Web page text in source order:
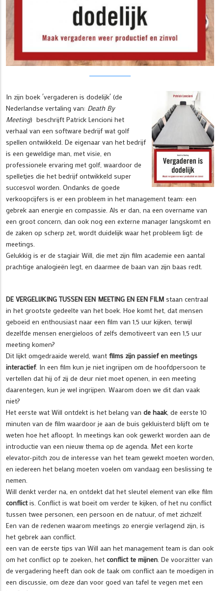
In zijn boek ´vergaderen is dodelijk´ (de
Nederlandse vertaling van: Death By
Meeting) beschrijft Patrick Lencioni het
verhaal van een software bedrijf wat golf
spellen ontwikkeld. De eigenaar van het bedrijf
is een geweldige man, met visie, en
professionele ervaring met golf, waardoor de
spelletjes die het bedrijf ontwikkeld super
succesvol worden. Ondanks de goede
verkoopcijfers is er een probleem in het management team: een
gebrek aan energie en compassie. Als er dan, na een overname van
een groot concern, dan ook nog een externe manager langskomt en
de zaken op scherp zet, wordt duidelijk waar het probleem ligt: de
meetings.
Gelukkig is er de stagiair Will, die met zijn film academie een aantal
prachtige analogieën legt, en daarmee de baan van zijn baas redt.
DE VERGELIJKING TUSSEN EEN MEETING EN EEN FILM staan centraal
in het grootste gedeelte van het boek. Hoe komt het, dat mensen
geboeid en enthousiast naar een film van 1,5 uur kijken, terwijl
dezelfde mensen energieloos of zelfs demotiveert van een 1,5 uur
meeting komen?
Dit lijkt omgedraaide wereld, want films zijn passief en meetings
interactief. In een film kun je niet ingrijpen om de hoofdpersoon te
vertellen dat hij of zij de deur niet moet openen, in een meeting
daarentegen, kun je wel ingrijpen. Waarom doen we dit dan vaak
niet?
Het eerste wat Will ontdekt is het belang van de haak, de eerste 10
minuten van de film waardoor je aan de buis gekluisterd blijft om te
weten hoe het afloopt. In meetings kan ook gewerkt worden aan de
introductie van een nieuw thema op de agenda. Met een korte
elevator-pitch zou de interesse van het team gewekt moeten worden,
en iedereen het belang moeten voelen om vandaag een beslissing te
nemen.
Will denkt verder na, en ontdekt dat het sleutel element van elke film
conflictis. Conflict is wat boeit om verder te kijken, of het nu conflict
tussen twee personen, een persoon en de natuur, of met zichzelf.
Een van de redenen waarom meetings zo energie verlagend zijn, is
het gebrek aan conflict.
een van de eerste tips van Will aan het management team is dan ook
om het conflict op te zoeken, het conflict te mijnen . De voorzitter van
de vergadering heeft dan ook de taak om conflict aan te moedigen in
een discussie, om deze dan voor goed van tafel te vegen met een